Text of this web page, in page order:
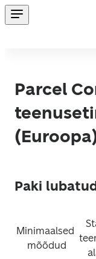
Parcel
Paki
Minimaalsed
mõõdud